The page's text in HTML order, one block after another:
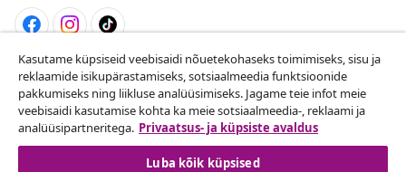
Lepingust taganemine
Esita oma tellimuse kohta tagastamissoov.
Lepingust taganemine
Kasutame küpsiseid veebisaidi nõuetekohaseks toimimiseks, sisu ja
reklaamide isikupärastamiseks, sotsiaalmeedia funktsioonide
pakkumiseks ning liikluse analüüsimiseks. Jagame teie infot meie
veebisaidi kasutamise kohta ka meie sotsiaalmeedia-, reklaami ja
analüüsipartneritega. Privaatsus- ja küpsiste avaldus
Luba kõik küpsised